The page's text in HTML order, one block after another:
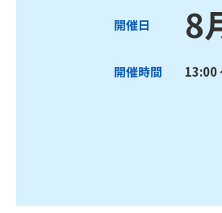
開催日 8
開催時間 13:00